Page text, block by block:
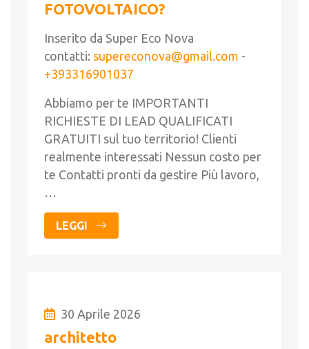
FOTOVOLTAICO?
Inserito da Super Eco Nova
contatti: supereconova@gmail.com -
+393316901037
Abbiamo per te IMPORTANTI
RICHIESTE DI LEAD QUALIFICATI
GRATUITI sul tuo territorio! Clienti
realmente interessati Nessun costo per
te Contatti pronti da gestire Più lavoro,
…
LEGGI
30 Aprile 2026
architetto